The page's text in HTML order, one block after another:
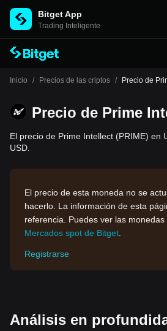
Bitget App
Trading Inteligente
Inicio / Precios de las criptos / Precio de
Precio de Prime
El precio de Prime Intellect (PRIME) en
USD.
El precio de esta moneda no se
hacerlo. La información de esta
referencia. Puedes ver las
Mercados spot de Bitget
Registrarse
Análisis en